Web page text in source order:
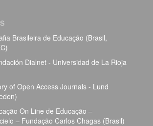
Brasileira de Educação (Brasil,
Dialnet - Universidad de La Rioja
of Open Access Journals - Lund
On Line de Educação –
– Fundação Carlos Chagas (Brasil)